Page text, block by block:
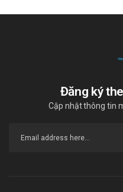
Đăng ký
Cập nhật thông tin